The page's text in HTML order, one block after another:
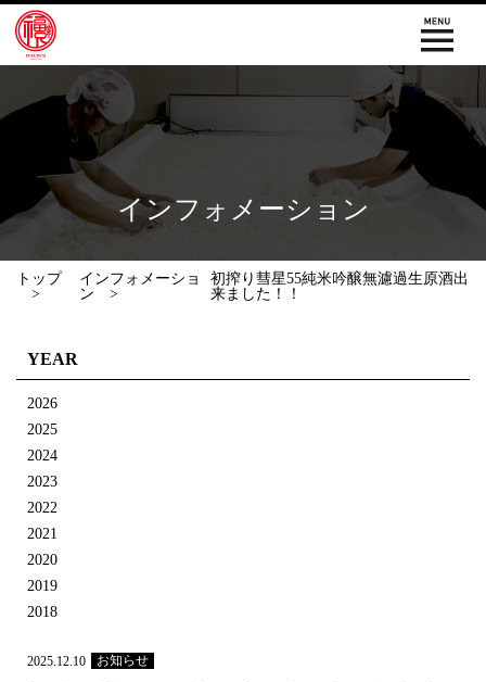
インフォメーション
トップ
インフォメーショ
ン
初搾り彗星55純米吟醸無濾過生原酒出
来ました！！
YEAR
2026
2025
2024
2023
2022
2021
2020
2019
2018
2025.12.10 お知らせ